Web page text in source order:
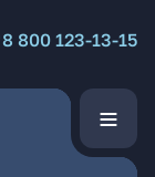
8 800 123-13-15